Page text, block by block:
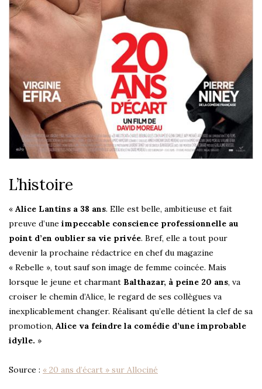
L’histoire
« Alice Lantins a 38 ans. Elle est belle, ambitieuse et fait
preuve d’une impeccable conscience professionnelle au
point d’en oublier sa vie privée. Bref, elle a tout pour
devenir la prochaine rédactrice en chef du magazine
« Rebelle », tout sauf son image de femme coincée. Mais
lorsque le jeune et charmant Balthazar, à peine 20 ans, va
croiser le chemin d’Alice, le regard de ses collègues va
inexplicablement changer. Réalisant qu’elle détient la clef de sa
promotion, Alice va feindre la comédie d’une improbable
idylle. »
Source : « 20 ans d’écart » sur Allociné